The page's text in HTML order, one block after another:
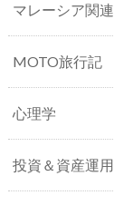
マレーシア関連
MOTO旅行記
心理学
投資＆資産運用